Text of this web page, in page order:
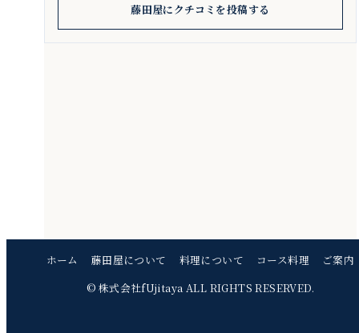
藤田屋にクチコミを投稿する
ホーム 藤田屋について 料理について コース料理
ご案内
© 株式会社fUjitaya ALL RIGHTS RESERVED.